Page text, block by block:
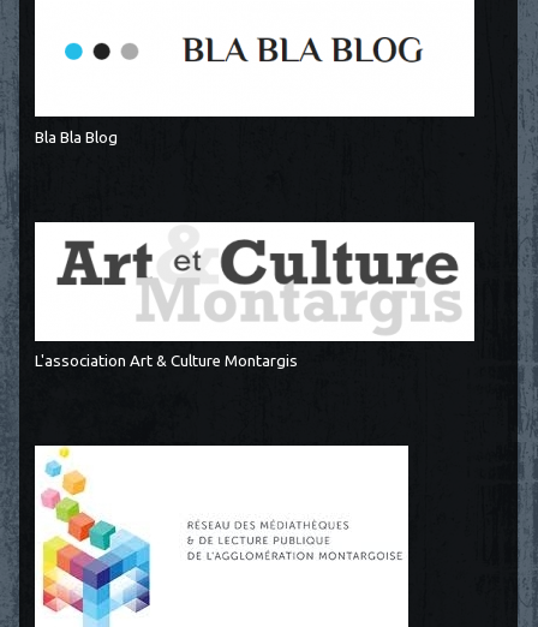
Bla Bla Blog
L'association Art & Culture Montargis